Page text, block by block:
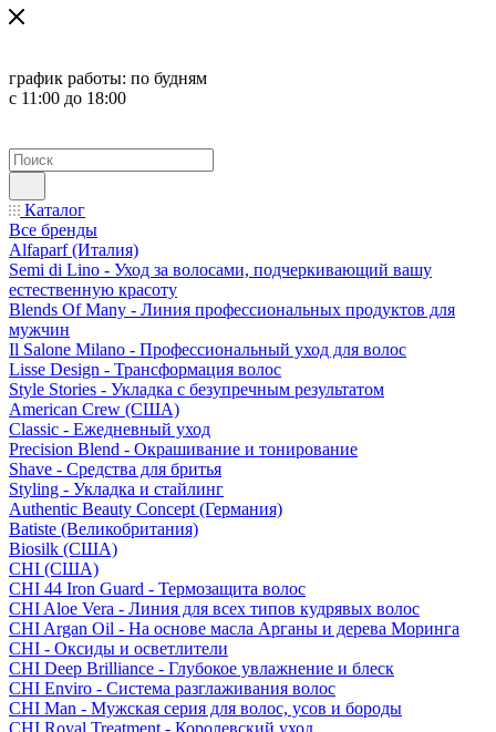
график работы: по будням
с 11:00 до 18:00
Каталог
Все бренды
Alfaparf (Италия)
Semi di Lino - Уход за волосами, подчеркивающий вашу
естественную красоту
Blends Of Many - Линия профессиональных продуктов для
мужчин
Il Salone Milano - Профессиональный уход для волос
Lisse Design - Трансформация волос
Style Stories - Укладка с безупречным результатом
American Crew (США)
Classic - Ежедневный уход
Precision Blend - Окрашивание и тонирование
Shave - Средства для бритья
Styling - Укладка и стайлинг
Authentic Beauty Concept (Германия)
Batiste (Великобритания)
Biosilk (США)
CHI (США)
CHI 44 Iron Guard - Термозащита волос
CHI Aloe Vera - Линия для всех типов кудрявых волос
CHI Argan Oil - На основе масла Арганы и дерева Моринга
CHI - Оксиды и осветлители
CHI Deep Brilliance - Глубокое увлажнение и блеск
CHI Enviro - Система разглаживания волос
CHI Man - Мужская серия для волос, усов и бороды
CHI Royal Treatment - Королевский уход